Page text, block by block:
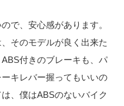
で、安心感があります。
そのモデルが良く出来た
付きのブレーキも、パ
キレバー握ってもいいの
、僕はABSのないバイク